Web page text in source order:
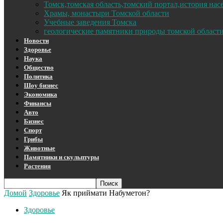
Томск,томская область,томский портал,история
Храмы, монастыри Томской области
Учебные заведения Томска
геологические памятники природы томской области
Новости
Здоровье
Наука
Общество
Политика
Шоу бизнес
Экономика
Финансы
Авто
Бизнес
Спорт
Грибы
Животные
Памятники и скульптуры
Растения
Домой Здоровье Як приймати Набуметон?
Здоровье